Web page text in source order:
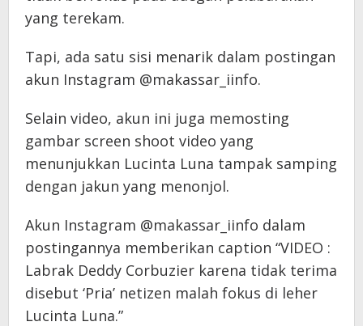
yang terekam.
Tapi, ada satu sisi menarik dalam postingan
akun Instagram @makassar_iinfo.
Selain video, akun ini juga memosting
gambar screen shoot video yang
menunjukkan Lucinta Luna tampak samping
dengan jakun yang menonjol.
Akun Instagram @makassar_iinfo dalam
postingannya memberikan caption “VIDEO :
Labrak Deddy Corbuzier karena tidak terima
disebut ‘Pria’ netizen malah fokus di leher
Lucinta Luna.”